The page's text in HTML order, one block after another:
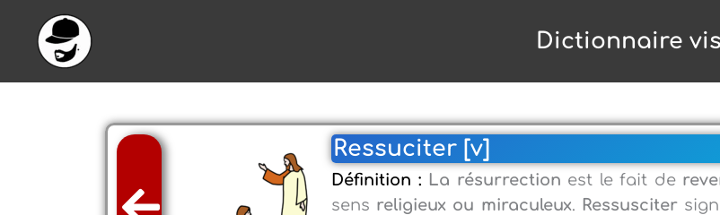
contenu
Dictionnaire
Ressuciter [v]
Définition : La résurrection est le fait de
sens religieux ou miraculeux. Ressusciter